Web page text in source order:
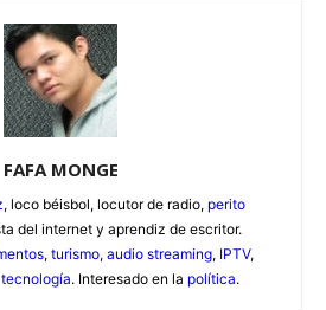
FAFA MONGE
, loco béisbol, locutor de radio, perito
del internet y aprendiz de escritor.
, turismo, audio streaming, IPTV,
tecnología. Interesado en la política.